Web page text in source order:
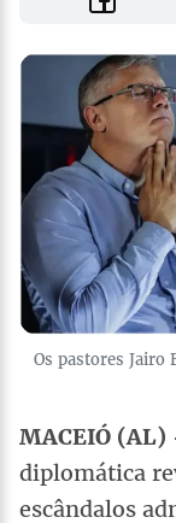
Os pastores
MACEIÓ
diplomática
escândalos